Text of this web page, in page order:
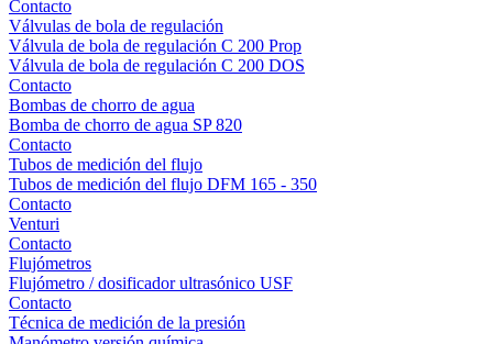
Contacto
Válvulas de bola de regulación
Válvula de bola de regulación C 200 Prop
Válvula de bola de regulación C 200 DOS
Contacto
Bombas de chorro de agua
Bomba de chorro de agua SP 820
Contacto
Tubos de medición del flujo
Tubos de medición del flujo DFM 165 - 350
Contacto
Venturi
Contacto
Flujómetros
Flujómetro / dosificador ultrasónico USF
Contacto
Técnica de medición de la presión